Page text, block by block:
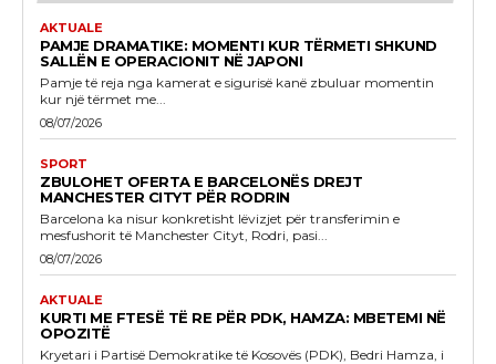
AKTUALE
PAMJE DRAMATIKE: MOMENTI KUR TËRMETI SHKUND
SALLËN E OPERACIONIT NË JAPONI
Pamje të reja nga kamerat e sigurisë kanë zbuluar momentin
kur një tërmet me...
08/07/2026
SPORT
ZBULOHET OFERTA E BARCELONËS DREJT
MANCHESTER CITYT PËR RODRIN
Barcelona ka nisur konkretisht lëvizjet për transferimin e
mesfushorit të Manchester Cityt, Rodri, pasi...
08/07/2026
AKTUALE
KURTI ME FTESË TË RE PËR PDK, HAMZA: MBETEMI NË
OPOZITË
Kryetari i Partisë Demokratike të Kosovës (PDK), Bedri Hamza, i